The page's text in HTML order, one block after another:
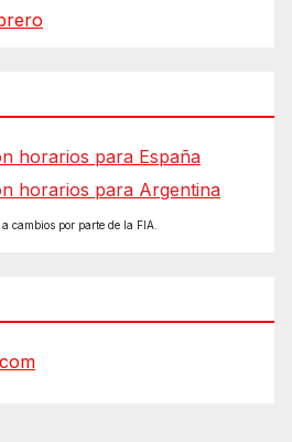
horarios para España
horarios para Argentina
cambios por parte de la FIA.